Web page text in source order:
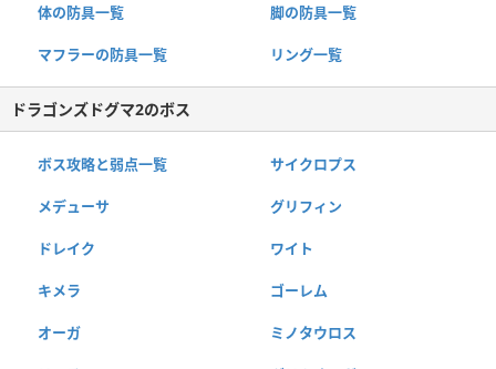
体の防具一覧 脚の防具一覧
マフラーの防具一覧 リング一覧
ドラゴンズドグマ2のボス
ボス攻略と弱点一覧 サイクロプス
メデューサ グリフィン
ドレイク ワイト
キメラ ゴーレム
オーガ ミノタウロス